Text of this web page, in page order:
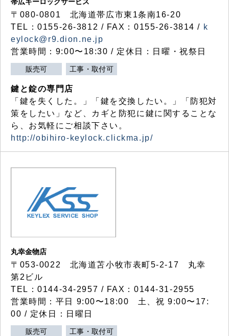
〒080-0801 北海道帯広市東1条南16-20
TEL：0155-26-3812 / FAX：0155-26-3814 / k
eylock@r9.dion.ne.jp
営業時間：9:00〜18:30 / 定休日：日曜・祝祭日
販売可 工事・取付可
鍵と錠の専門店
「鍵を失くした。」「鍵を交換したい。」「防犯対
策をしたい」など、カギと防犯に鍵に関することな
ら、お気軽にご相談下さい。
http://obihiro-keylock.clickma.jp/
丸幸金物店
〒053-0022 北海道苫小牧市表町5-2-17 丸幸
第2ビル
TEL：0144-34-2957 / FAX：0144-31-2955
営業時間：平日 9:00〜18:00 土、祝 9:00〜17:
00 / 定休日：日曜日
販売可 工事・取付可